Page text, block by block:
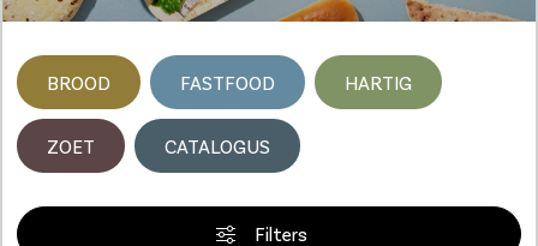
BROOD FASTFOOD HARTIG
ZOET CATALOGUS
Filters